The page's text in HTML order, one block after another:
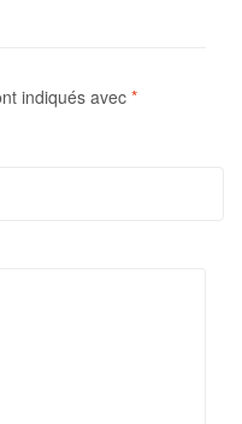
indiqués avec*